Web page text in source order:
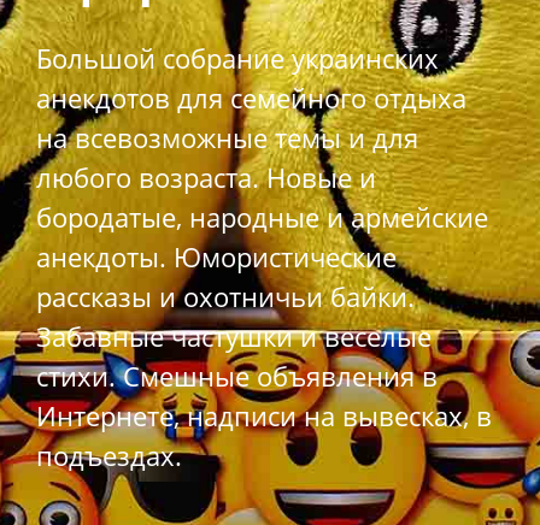
Большой собрание украинских
анекдотов для семейного отдыха
на всевозможные темы и для
любого возраста. Новые и
бородатые, народные и армейские
анекдоты. Юмористические
рассказы и охотничьи байки.
Забавные частушки и веселые
стихи. Смешные объявления в
Интернете, надписи на вывесках, в
подъездах.